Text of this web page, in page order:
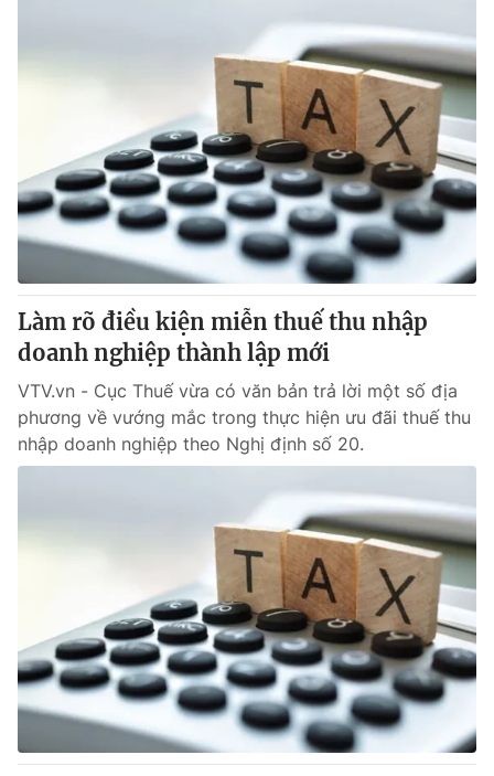
Làm rõ điều kiện miễn thuế thu nhập
doanh nghiệp thành lập mới
VTV.vn - Cục Thuế vừa có văn bản trả lời một số địa
phương về vướng mắc trong thực hiện ưu đãi thuế thu
nhập doanh nghiệp theo Nghị định số 20.